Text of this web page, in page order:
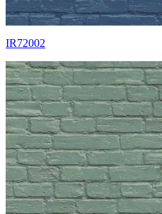
IR72002